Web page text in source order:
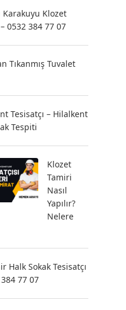
Karakuyu Klozet
0532 384 77 07
Tıkanmış Tuvalet
Tesisatçı – Hilalkent
Tespiti
Klozet
Tamiri
Nasıl
Yapılır?
Nelere
Halk Sokak Tesisatçı
77 07